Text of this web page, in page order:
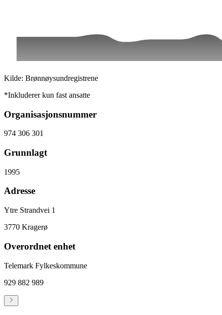
Kilde: Brønnøysundregistrene
*Inkluderer kun fast ansatte
Organisasjonsnummer
974 306 301
Grunnlagt
1995
Adresse
Ytre Strandvei 1
3770 Kragerø
Overordnet enhet
Telemark Fylkeskommune
929 882 989